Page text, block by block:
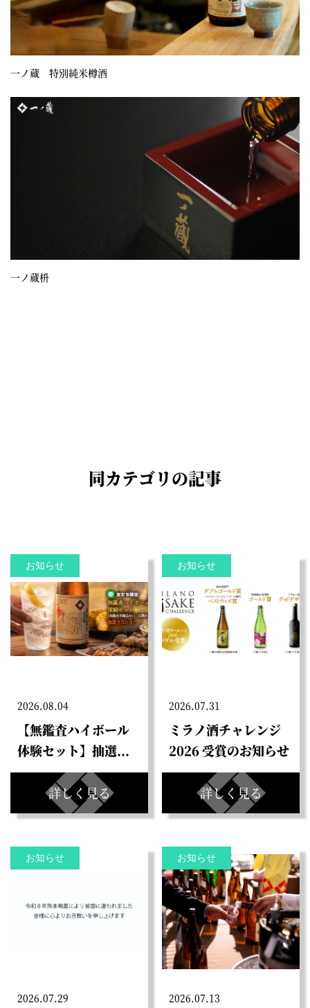
一ノ蔵 特別純米樽酒
一ノ蔵枡
同カテゴリの記事
お知らせ
2026.08.04
【無鑑査ハイボール
体験セット】抽選...
詳しく見る
お知らせ
2026.07.31
ミラノ酒チャレンジ
2026 受賞のお知らせ
詳しく見る
お知らせ
2026.07.29
お知らせ
2026.07.13